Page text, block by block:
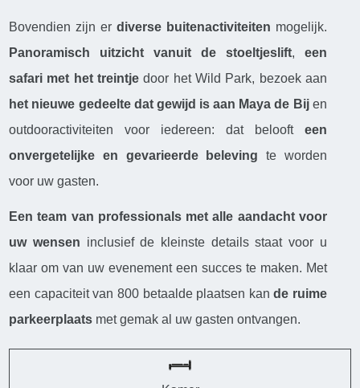
Bovendien zijn er diverse buitenactiviteiten mogelijk.
Panoramisch uitzicht vanuit de stoeltjeslift, een
safari met het treintje door het Wild Park, bezoek aan
het nieuwe gedeelte dat gewijd is aan Maya de Bijen
outdooractiviteiten voor iedereen: dat belooft een
onvergetelijke en gevarieerde beleving te worden
voor uw gasten.
Een team van professionals met alle aandacht voor
uw wensen inclusief de kleinste details staat voor u
klaar om van uw evenement een succes te maken. Met
een capaciteit van 800 betaalde plaatsen kande ruime
parkeerplaats met gemak al uw gasten ontvangen.